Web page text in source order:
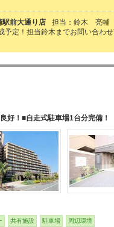
駅前大通り店
担当：鈴木 亮輔
予定！担当鈴木までお問い合わ
好！■自走式駐車場1台分完備！
共有施設 駐車場 周辺環境